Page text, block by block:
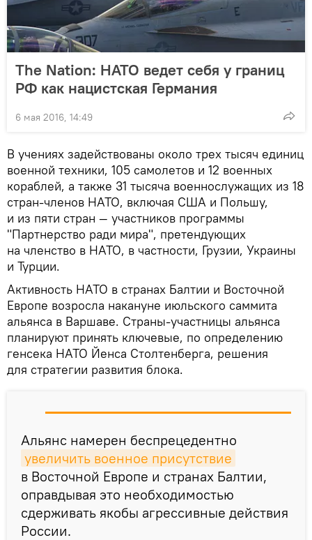
The Nation: НАТО ведет себя у границ
РФ как нацистская Германия
6 мая 2016, 14:49
В учениях задействованы около трех тысяч единиц
военной техники, 105 самолетов и 12 военных
кораблей, а также 31 тысяча военнослужащих из 18
стран-членов НАТО, включая США и Польшу,
и из пяти стран — участников программы
"Партнерство ради мира", претендующих
на членство в НАТО, в частности, Грузии, Украины
и Турции.
Активность НАТО в странах Балтии и Восточной
Европе возросла накануне июльского саммита
альянса в Варшаве. Страны-участницы альянса
планируют принять ключевые, по определению
генсека НАТО Йенса Столтенберга, решения
для стратегии развития блока.
Альянс намерен беспрецедентно
увеличить военное присутствие
в Восточной Европе и странах Балтии,
оправдывая это необходимостью
сдерживать якобы агрессивные действия
России.